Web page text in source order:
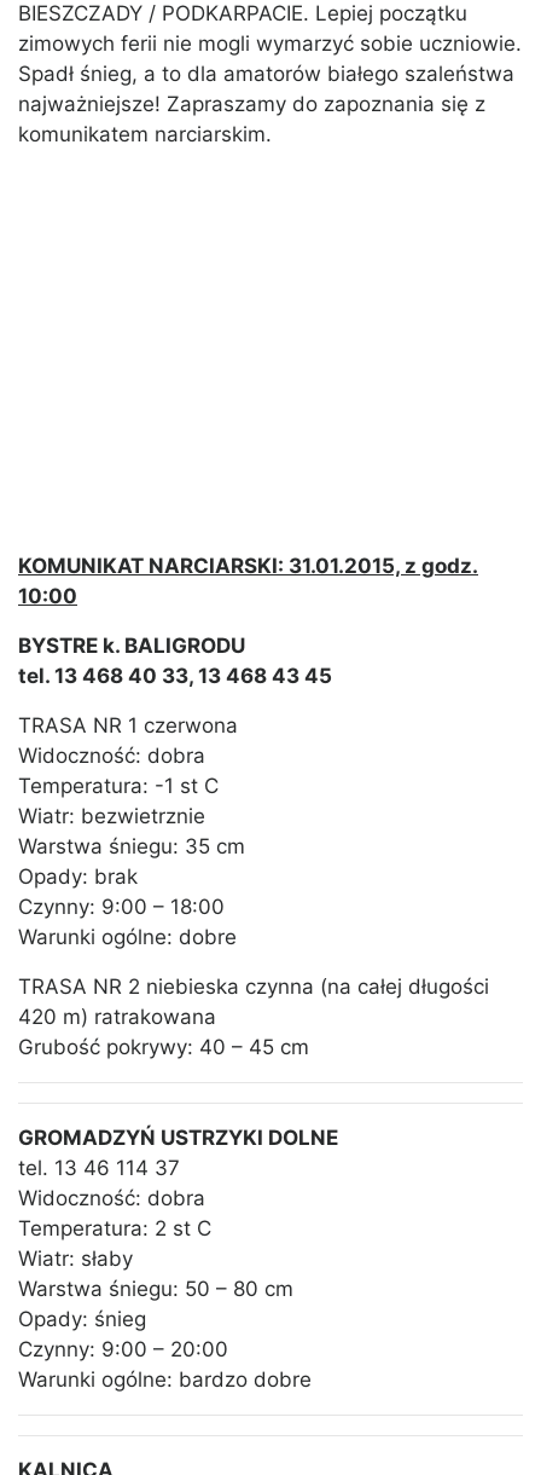
BIESZCZADY / PODKARPACIE. Lepiej początku
zimowych ferii nie mogli wymarzyć sobie uczniowie.
Spadł śnieg, a to dla amatorów białego szaleństwa
najważniejsze! Zapraszamy do zapoznania się z
komunikatem narciarskim.
KOMUNIKAT NARCIARSKI: 31.01.2015, z godz.
10:00
BYSTRE k. BALIGRODU
tel. 13 468 40 33, 13 468 43 45
TRASA NR 1 czerwona
Widoczność: dobra
Temperatura: -1 st C
Wiatr: bezwietrznie
Warstwa śniegu: 35 cm
Opady: brak
Czynny: 9:00 – 18:00
Warunki ogólne: dobre
TRASA NR 2 niebieska czynna (na całej długości
420 m) ratrakowana
Grubość pokrywy: 40 – 45 cm
GROMADZYŃ USTRZYKI DOLNE
tel. 13 46 114 37
Widoczność: dobra
Temperatura: 2 st C
Wiatr: słaby
Warstwa śniegu: 50 – 80 cm
Opady: śnieg
Czynny: 9:00 – 20:00
Warunki ogólne: bardzo dobre